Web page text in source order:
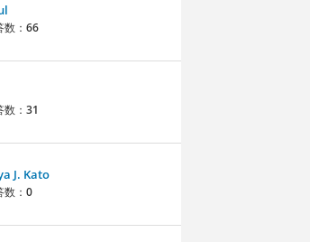
数： 66
数： 31
J. Kato
数： 0